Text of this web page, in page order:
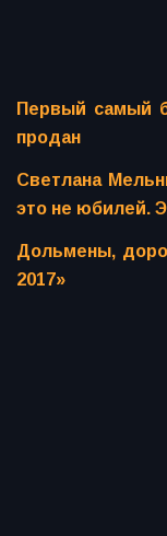
Первый самый
продан
Светлана
это не юбилей.
Дольмены,
2017»